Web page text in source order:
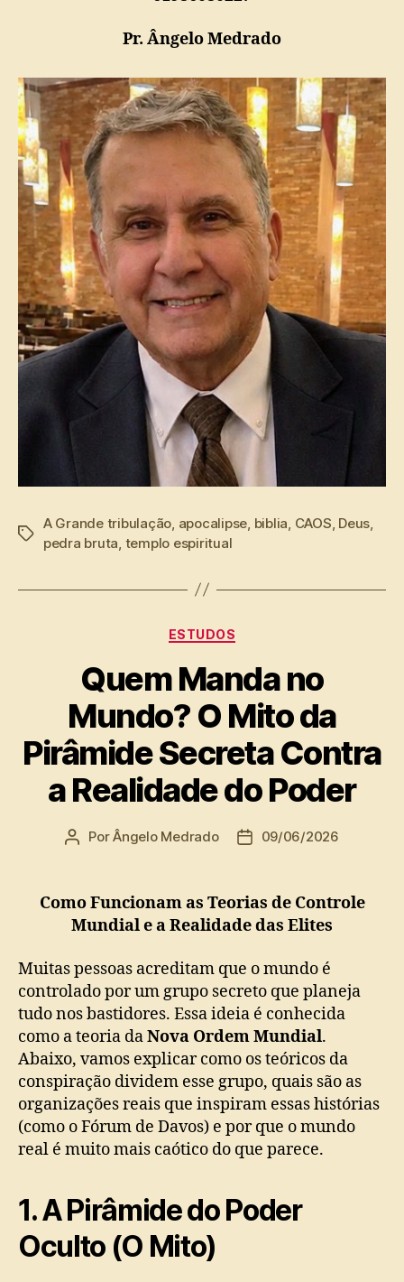
Pr. Ângelo Medrado
Tags
A Grande tribulação apocalipse biblia CAOS Deus
pedra bruta templo espiritual
Categorias
ESTUDOS
Quem Manda no
Mundo? O Mito da
Pirâmide Secreta Contra
a Realidade do Poder
Autor
PorÂngelo Medrado
Data09/06/2026
Como Funcionam as Teorias de Controle
Mundial e a Realidade das Elites
Muitas pessoas acreditam que o mundo é
controlado por um grupo secreto que planeja
tudo nos bastidores. Essa ideia é conhecida
como a teoria daNova Ordem Mundial.
Abaixo, vamos explicar como os teóricos da
conspiração dividem esse grupo, quais são as
organizações reais que inspiram essas histórias
(como o Fórum de Davos) e por que o mundo
real é muito mais caótico do que parece.
1. A Pirâmide do Poder
Oculto (O Mito)